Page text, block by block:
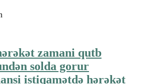
zamani qutb
solda gorur
istiqamətdə hərəkət